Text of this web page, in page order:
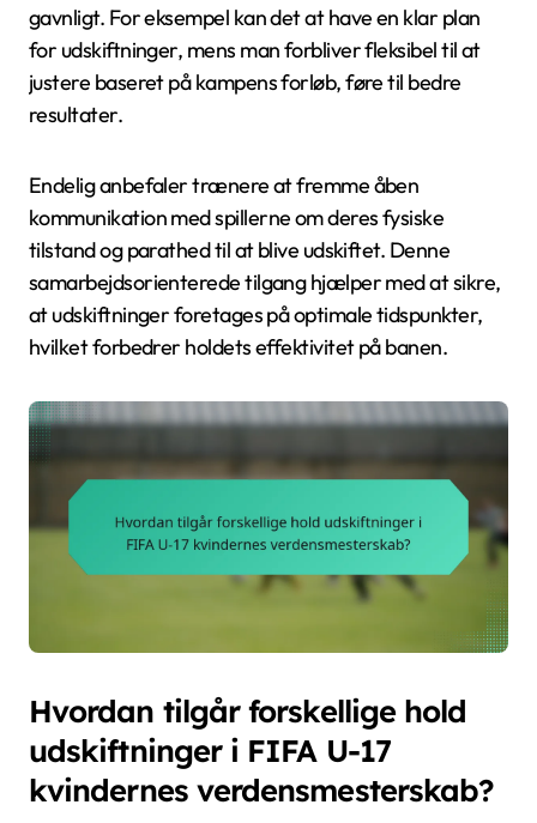
gavnligt. For eksempel kan det at have en klar plan
for udskiftninger, mens man forbliver fleksibel til at
justere baseret på kampens forløb, føre til bedre
resultater.
Endelig anbefaler trænere at fremme åben
kommunikation med spillerne om deres fysiske
tilstand og parathed til at blive udskiftet. Denne
samarbejdsorienterede tilgang hjælper med at sikre,
at udskiftninger foretages på optimale tidspunkter,
hvilket forbedrer holdets effektivitet på banen.
Hvordan tilgår forskellige hold
udskiftninger i FIFA U-17
kvindernes verdensmesterskab?